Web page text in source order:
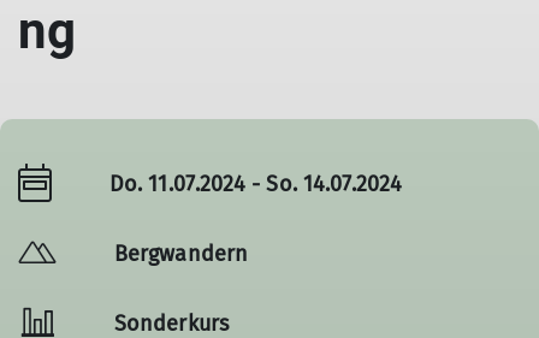
ng
Do. 11.07.2024 - So. 14.07.2024
Bergwandern
Sonderkurs